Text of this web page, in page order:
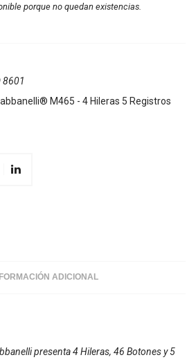
porque no quedan existencias.
8601
M465 - 4 Hileras 5 Registros
ADICIONAL
presenta 4 Hileras, 46 Botones y 5